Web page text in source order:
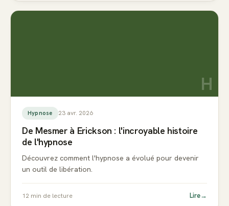
H
Hypnose 23 avr. 2026
De Mesmer à Erickson : l'incroyable histoire
de l'hypnose
Découvrez comment l'hypnose a évolué pour devenir
un outil de libération.
12 min de lecture Lire→